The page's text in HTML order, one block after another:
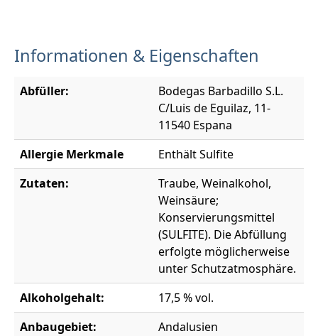
Informationen & Eigenschaften
Abfüller:
Bodegas Barbadillo S.L.
C/Luis de Eguilaz, 11-
11540 Espana
Allergie Merkmale
Enthält Sulfite
Zutaten:
Traube, Weinalkohol,
Weinsäure;
Konservierungsmittel
(SULFITE). Die Abfüllung
erfolgte möglicherweise
unter Schutzatmosphäre.
Alkoholgehalt:
17,5 % vol.
Anbaugebiet:
Andalusien